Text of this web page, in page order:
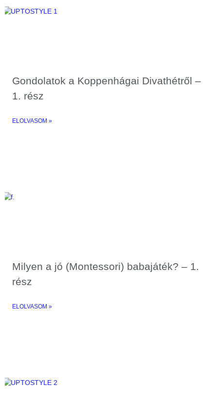
Gondolatok a Koppenhágai Divathétről –
1. rész
ELOLVASOM »
Milyen a jó (Montessori) babajáték? – 1.
rész
ELOLVASOM »